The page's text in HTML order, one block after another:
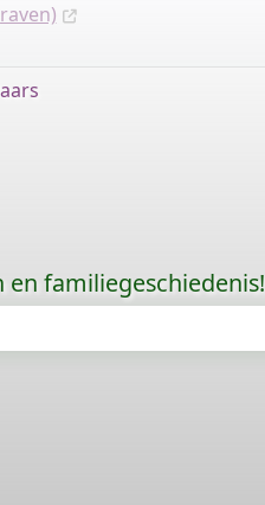
familiegeschiedenis!